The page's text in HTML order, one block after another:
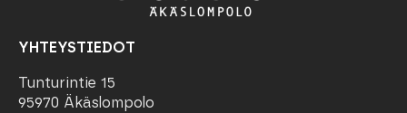
YHTEYSTIEDOT
Tunturintie 15
95970 Äkäslompolo